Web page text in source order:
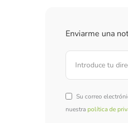
Enviarme una
Su correo
nuestra política de